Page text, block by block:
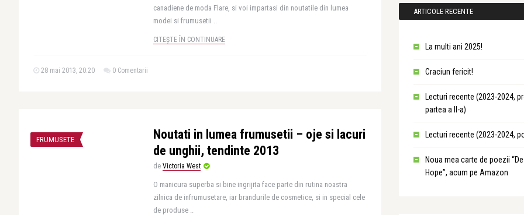
canadiene de moda Flare, si voi impartasi din noutatile din lumea
modei si frumusetii ..
CITEȘTE ÎN CONTINUARE
28 mai 2013, 20:20 0 Comentarii
FRUMUSETE
Noutati in lumea frumusetii – oje si lacuri
de unghii, tendinte 2013
de Victoria West
O manicura superba si bine ingrijita face parte din rutina noastra
zilnica de infrumusetare, iar brandurile de cosmetice, si in special cele
de produse ..
ARTICOLE RECENTE
La multi ani 2025!
Craciun fericit!
Lecturi recente (2023-2024,
partea a II-a)
Lecturi recente (2023-2024,
Noua mea carte de poezii
Hope”, acum pe Amazon